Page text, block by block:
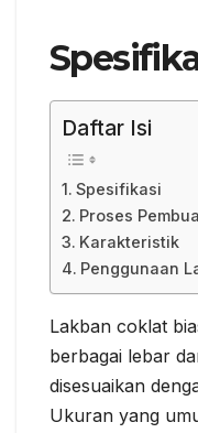
Daftar Isi
Spesifikasi
Proses
Karakteristik
Penggunaan
Lakban coklat
berbagai lebar
disesuaikan
Ukuran yang